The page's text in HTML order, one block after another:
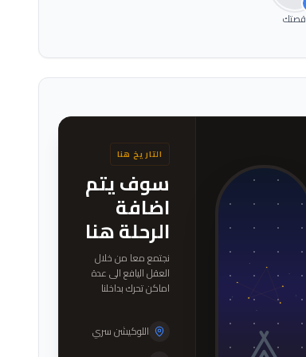
قصتك
التاريخ هنا
سوف يتم
اضافة
الرحلة هنا
نجتمع معا من خلال
العقل اليافع الى عدة
اماكن تحرك بداخلنا
اللوكيشن سري